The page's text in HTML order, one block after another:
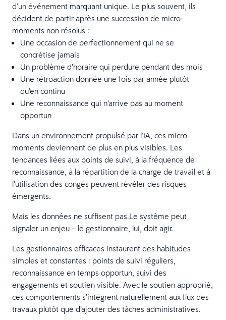
d’un événement marquant unique. Le plus souvent, ils
décident de partir après une succession de micro-
moments non résolus :
Une occasion de perfectionnement qui ne se
concrétise jamais
Un problème d’horaire qui perdure pendant des mois
Une rétroaction donnée une fois par année plutôt
qu’en continu
Une reconnaissance qui n’arrive pas au moment
opportun
Dans un environnement propulsé par l’IA, ces micro-
moments deviennent de plus en plus visibles. Les
tendances liées aux points de suivi, à la fréquence de
reconnaissance, à la répartition de la charge de travail et à
l’utilisation des congés peuvent révéler des risques
émergents.
Mais les données ne suffisent pas.Le système peut
signaler un enjeu – le gestionnaire, lui, doit agir.
Les gestionnaires efficaces instaurent des habitudes
simples et constantes : points de suivi réguliers,
reconnaissance en temps opportun, suivi des
engagements et soutien visible. Avec le soutien approprié,
ces comportements s’intègrent naturellement aux flux des
travaux plutôt que d’ajouter des tâches administratives.